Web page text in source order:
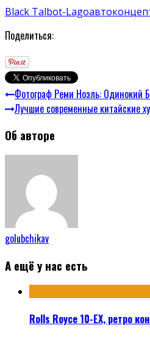
Black Talbot-Lagoавто
Поделиться:
Фотограф Реми Ноэль: Одинокий
Лучшие современные китайские
Об авторе
golubchikav
А ещё у нас есть
Rolls Royce 10-EX, ретро